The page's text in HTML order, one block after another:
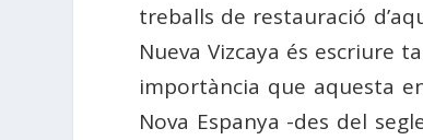
treballs de restauració
Nueva Vizcaya és escriure
importància que aquesta
Nova Espanya -des del